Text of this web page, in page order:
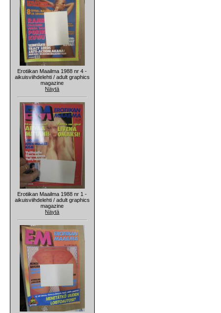
Erotiikan Maailma 1988 nr 4 -
aikuisviihdelehti / adult graphics
magazine
Näytä
Erotiikan Maailma 1988 nr 1 -
aikuisviihdelehti / adult graphics
magazine
Näytä